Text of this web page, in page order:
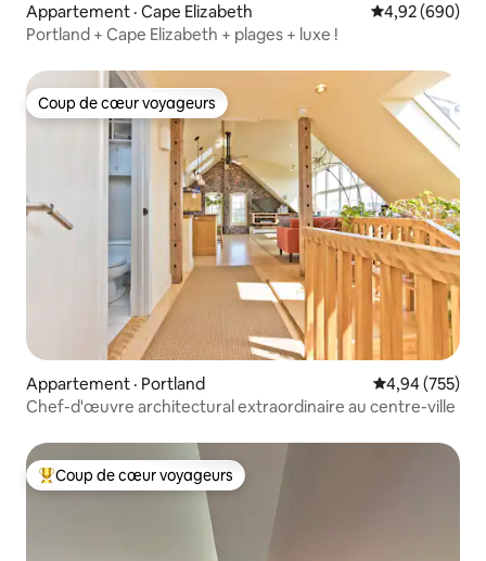
Appartement · Cape Elizabeth Note
4,92 (690)
Portland + Cape Elizabeth + plages + luxe !
Coup de cœur voyageurs
Coup de cœur voyageurs
Appartement · Portland Note
4,94 (755)
Chef-d'œuvre architectural extraordinaire au centre-ville
Coup de cœur voyageurs parmi les plus aimés
Coup de cœur voyageurs